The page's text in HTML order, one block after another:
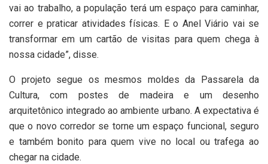
vai ao trabalho, a população terá um espaço para caminhar,
correr e praticar atividades físicas. E o Anel Viário vai se
transformar em um cartão de visitas para quem chega à
nossa cidade”, disse.
O projeto segue os mesmos moldes da Passarela da
Cultura, com postes de madeira e um desenho
arquitetônico integrado ao ambiente urbano. A expectativa é
que o novo corredor se torne um espaço funcional, seguro
e também bonito para quem vive no local ou trafega ao
chegar na cidade.